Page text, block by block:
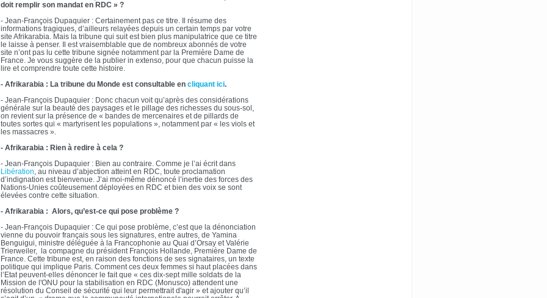
doit remplir son mandat en RDC » ?
- Jean-François Dupaquier : Certainement pas ce titre. Il résume des
informations tragiques, d’ailleurs relayées depuis un certain temps par votre
site Afrikarabia. Mais la tribune qui suit est bien plus manipulatrice que ce titre
le laisse à penser. Il est vraisemblable que de nombreux abonnés de votre
site n’ont pas lu cette tribune signée notamment par la Première Dame de
France. Je vous suggère de la publier in extenso, pour que chacun puisse la
lire et comprendre toute cette histoire.
- Afrikarabia : La tribune du Monde est consultable en cliquant ici.
- Jean-François Dupaquier : Donc chacun voit qu’après des considérations
générale sur la beauté des paysages et le pillage des richesses du sous-sol,
on revient sur la présence de « bandes de mercenaires et de pillards de
toutes sortes qui « martyrisent les populations », notamment par « les viols et
les massacres ».
- Afrikarabia : Rien à redire à cela ?
- Jean-François Dupaquier : Bien au contraire. Comme je l’ai écrit dans
Libération , au niveau d’abjection atteint en RDC, toute proclamation
d’indignation est bienvenue. J’ai moi-même dénoncé l’inertie des forces des
Nations-Unies coûteusement déployées en RDC et bien des voix se sont
élevées contre cette situation.
- Afrikarabia : Alors, qu’est-ce qui pose problème ?
- Jean-François Dupaquier : Ce qui pose problème, c’est que la dénonciation
vienne du pouvoir français sous les signatures, entre autres, de Yamina
Benguigui, ministre déléguée à la Francophonie au Quai d’Orsay et Valérie
Trierweiler, la compagne du président François Hollande, Première Dame de
France. Cette tribune est, en raison des fonctions de ses signataires, un texte
politique qui implique Paris. Comment ces deux femmes si haut placées dans
l’Etat peuvent-elles dénoncer le fait que « ces dix-sept mille soldats de la
Mission de l'ONU pour la stabilisation en RDC (Monusco) attendent une
résolution du Conseil de sécurité qui leur permettrait d'agir » et ajouter qu’il